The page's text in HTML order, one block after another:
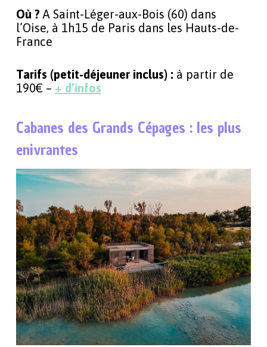
Où ? A Saint-Léger-aux-Bois (60) dans
l’Oise, à 1h15 de Paris dans les Hauts-de-
France
Tarifs (petit-déjeuner inclus) : à partir de
190€ – + d’infos
Cabanes des Grands Cépages : les plus
enivrantes